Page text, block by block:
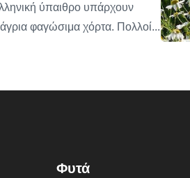
ύπαιθρο υπάρχουν
φαγώσιμα χόρτα. Πολλοί...
Φυτά